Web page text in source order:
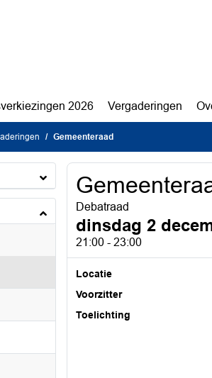
2026 Vergaderingen
Gemeenteraad
Debatraad
dinsdag 2
21:00 - 23:00
Locatie
Voorzitter
Toelichting